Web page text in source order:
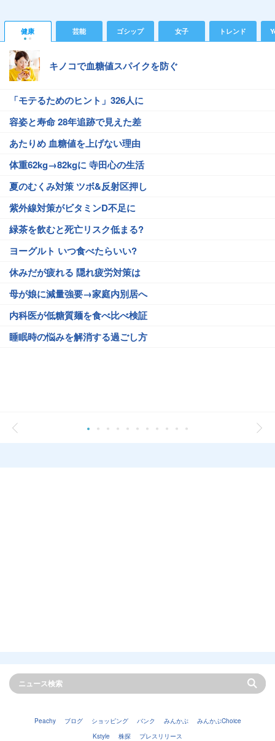
健康 芸能 ゴシップ 女子 トレンド
キノコで血糖値スパイクを防ぐ
「モテるためのヒント」326人に
容姿と寿命 28年追跡で見えた差
あたりめ 血糖値を上げない理由
体重62kg→82kgに 寺田心の生活
夏のむくみ対策 ツボ&反射区押し
紫外線対策がビタミンD不足に
緑茶を飲むと死亡リスク低まる?
ヨーグルト いつ食べたらいい?
休みだが疲れる 隠れ疲労対策は
母が娘に減量強要→家庭内別居へ
内科医が低糖質麺を食べ比べ検証
睡眠時の悩みを解消する過ごし方
Peachy ブログ ショッピング バンク みんかぶ
みんかぶChoice
Kstyle
株探 プレスリリース